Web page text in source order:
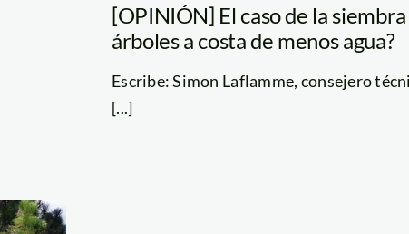
[OPINIÓN] El caso de la
árboles a costa de menos agua?
Escribe: Simon Laflamme, consejero
[...]